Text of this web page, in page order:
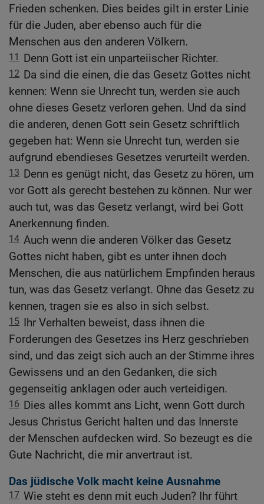
Frieden schenken. Dies beides gilt in erster Linie
für die Juden, aber ebenso auch für die
Menschen aus den anderen Völkern.
11 Denn Gott ist ein unparteiischer Richter.
12 Da sind die einen, die das Gesetz Gottes nicht
kennen: Wenn sie Unrecht tun, werden sie auch
ohne dieses Gesetz verloren gehen. Und da sind
die anderen, denen Gott sein Gesetz schriftlich
gegeben hat: Wenn sie Unrecht tun, werden sie
aufgrund ebendieses Gesetzes verurteilt werden.
13 Denn es genügt nicht, das Gesetz zu hören, um
vor Gott als gerecht bestehen zu können. Nur wer
auch tut, was das Gesetz verlangt, wird bei Gott
Anerkennung finden.
14 Auch wenn die anderen Völker das Gesetz
Gottes nicht haben, gibt es unter ihnen doch
Menschen, die aus natürlichem Empfinden heraus
tun, was das Gesetz verlangt. Ohne das Gesetz zu
kennen, tragen sie es also in sich selbst.
15 Ihr Verhalten beweist, dass ihnen die
Forderungen des Gesetzes ins Herz geschrieben
sind, und das zeigt sich auch an der Stimme ihres
Gewissens und an den Gedanken, die sich
gegenseitig anklagen oder auch verteidigen.
16 Dies alles kommt ans Licht, wenn Gott durch
Jesus Christus Gericht halten und das Innerste
der Menschen aufdecken wird. So bezeugt es die
Gute Nachricht, die mir anvertraut ist.
Das jüdische Volk macht keine Ausnahme
17 Wie steht es denn mit euch Juden? Ihr führt